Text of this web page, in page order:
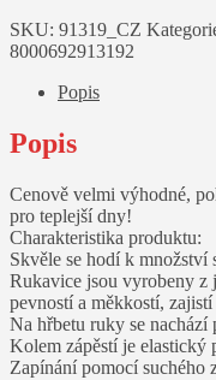
SKU: 91319_CZ
8000692913192
Popis
Popis
Cenově velmi výhodné,
pro teplejší dny!
Charakteristika produktu:
Skvěle se hodí k množství
Rukavice jsou vyrobeny z
pevností a měkkostí,
Na hřbetu ruky se
Kolem zápěstí je elastický
Zapínání pomocí suchého